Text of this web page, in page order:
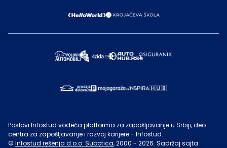
Poslovi Infostud vodeća platforma za zapošljavanje u Srbiji, deo
centra za zapošljavanje i razvoj karijere - Infostud.
© Infostud rešenja d.o.o. Subotica, 2000 - 2026. Sadržaj sajta